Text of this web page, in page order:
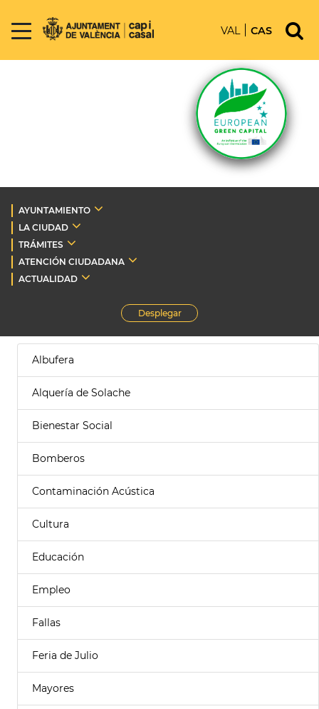
VAL CAS
AYUNTAMIENTO
LA CIUDAD
TRÁMITES
ATENCIÓN CIUDADANA
ACTUALIDAD
Desplegar
Albufera
Alquería de Solache
Bienestar Social
Bomberos
Contaminación Acústica
Cultura
Educación
Empleo
Fallas
Feria de Julio
Mayores